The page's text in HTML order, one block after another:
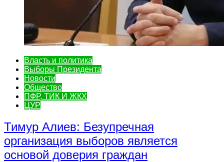
Власть и политика
Выборы Президента
Новости
Общество
ПФР, ТИК И ЖКХ
ЦУР
Тимур Алиев: Безупречная
организация выборов является
основой доверия граждан